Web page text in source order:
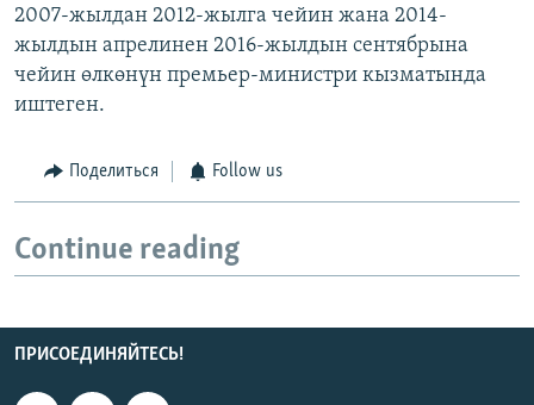
2007-жылдан 2012-жылга чейин жана 2014-
жылдын апрелинен 2016-жылдын сентябрына
чейин өлкөнүн премьер-министри кызматында
иштеген.
Поделиться Follow us
Continue reading
ПРИСОЕДИНЯЙТЕСЬ!